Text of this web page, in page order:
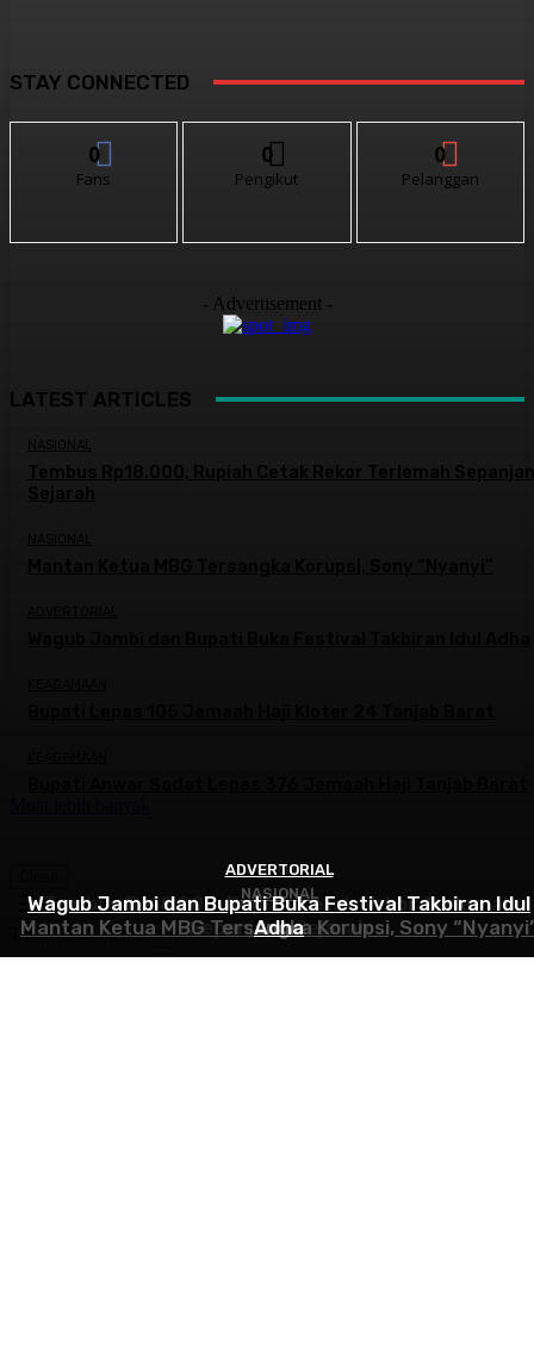
NASIONAL
Tembus Rp18.000, Rupiah Cetak Rekor Terlemah
Sepanjang Sejarah
NASIONAL
Mantan Ketua MBG Tersangka Korupsi, Sony
ADVERTORIAL
Wagub Jambi dan Bupati Buka Festival Takbiran Idul
Adha
STAY CONNECTED
0
Fans
0
Pengikut
0
Pelanggan
- Advertisement -
LATEST ARTICLES
NASIONAL
Table of Contents ×